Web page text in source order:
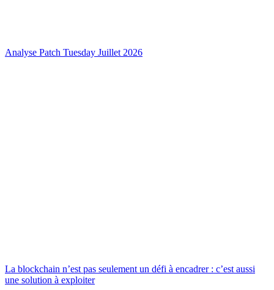
Analyse Patch Tuesday Juillet 2026
La blockchain n’est pas seulement un défi à encadrer : c’est aussi
une solution à exploiter